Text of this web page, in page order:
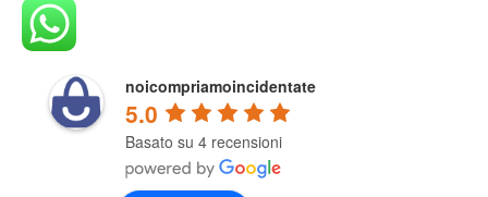
noicompriamoincidentate
5.0
Basato su 4 recensioni